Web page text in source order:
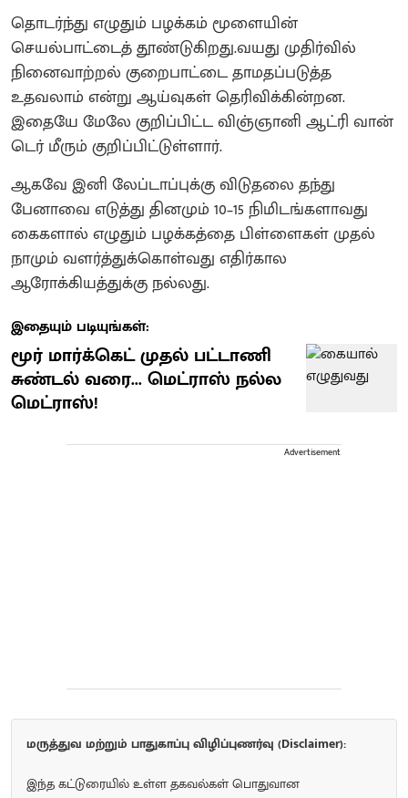
தொடர்ந்து எழுதும் பழக்கம் மூளையின்
செயல்பாட்டைத் தூண்டுகிறது.வயது முதிர்வில்
நினைவாற்றல் குறைபாட்டை தாமதப்படுத்த
உதவலாம் என்று ஆய்வுகள் தெரிவிக்கின்றன.
இதையே மேலே குறிப்பிட்ட விஞ்ஞானி ஆட்ரி வான்
டெர் மீரும் குறிப்பிட்டுள்ளார்.
ஆகவே இனி லேப்டாப்புக்கு விடுதலை தந்து
பேனாவை எடுத்து தினமும் 10–15 நிமிடங்களாவது
கைகளால் எழுதும் பழக்கத்தை பிள்ளைகள் முதல்
நாமும் வளர்த்துக்கொள்வது எதிர்கால
ஆரோக்கியத்துக்கு நல்லது.
இதையும் படியுங்கள்:
மூர் மார்க்கெட் முதல் பட்டாணி
சுண்டல் வரை... மெட்ராஸ் நல்ல
மெட்ராஸ்!
Advertisement
மருத்துவ மற்றும் பாதுகாப்பு விழிப்புணர்வு (Disclaimer):
இந்த கட்டுரையில் உள்ள தகவல்கள் பொதுவான